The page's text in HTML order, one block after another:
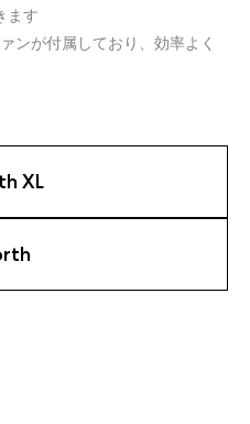
ます
ンが付属しており、効率よく
XL